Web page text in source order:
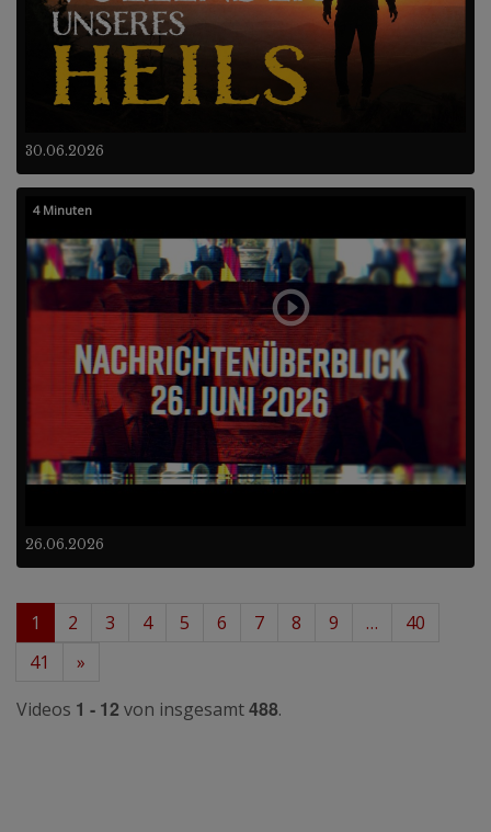
30.06.2026
26.06.2026
4 Minuten
1 2 3 4 5 6 7 8 9 …
40
41
»
Videos 1 - 12 von insgesamt488.